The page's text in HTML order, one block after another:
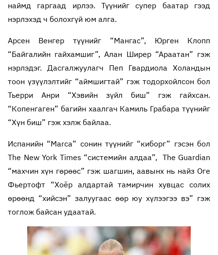
наймд гаргаад ирлээ. Түүнийг супер баатар гээд
нэрлэхэд ч болохгүй юм алга.
Арсен Венгер түүнийг “Мангас”, Юрген Клопп
“Байгалийн гайхамшиг”, Алан Ширер “Араатан” гэж
нэрлэдэг. Дасгалжуулагч Пеп Гвардиола Холандын
тоон үзүүлэлтийг “аймшигтай” гэж тодорхойлсон бол
Тьерри Анри “Хэвийн зүйл биш” гэж гайхсан.
“Копенгаген” багийн хаалгач Камиль Грабара түүнийг
“Хүн биш” гэж хэлж байлаа.
Испанийн “Marca” сонин түүнийг “киборг” гэсэн бол
The New York Times “системийн алдаа”, The Guardian
“махчин хүн гөрөөс” гэж шагшин, аавынх нь найз Оге
Фьертофт “Хоёр алдартай тамирчин хувцас солих
өрөөнд “хийсэн” залуугаас өөр юу хүлээгээ вэ” гэж
тоглож байсан удаатай.